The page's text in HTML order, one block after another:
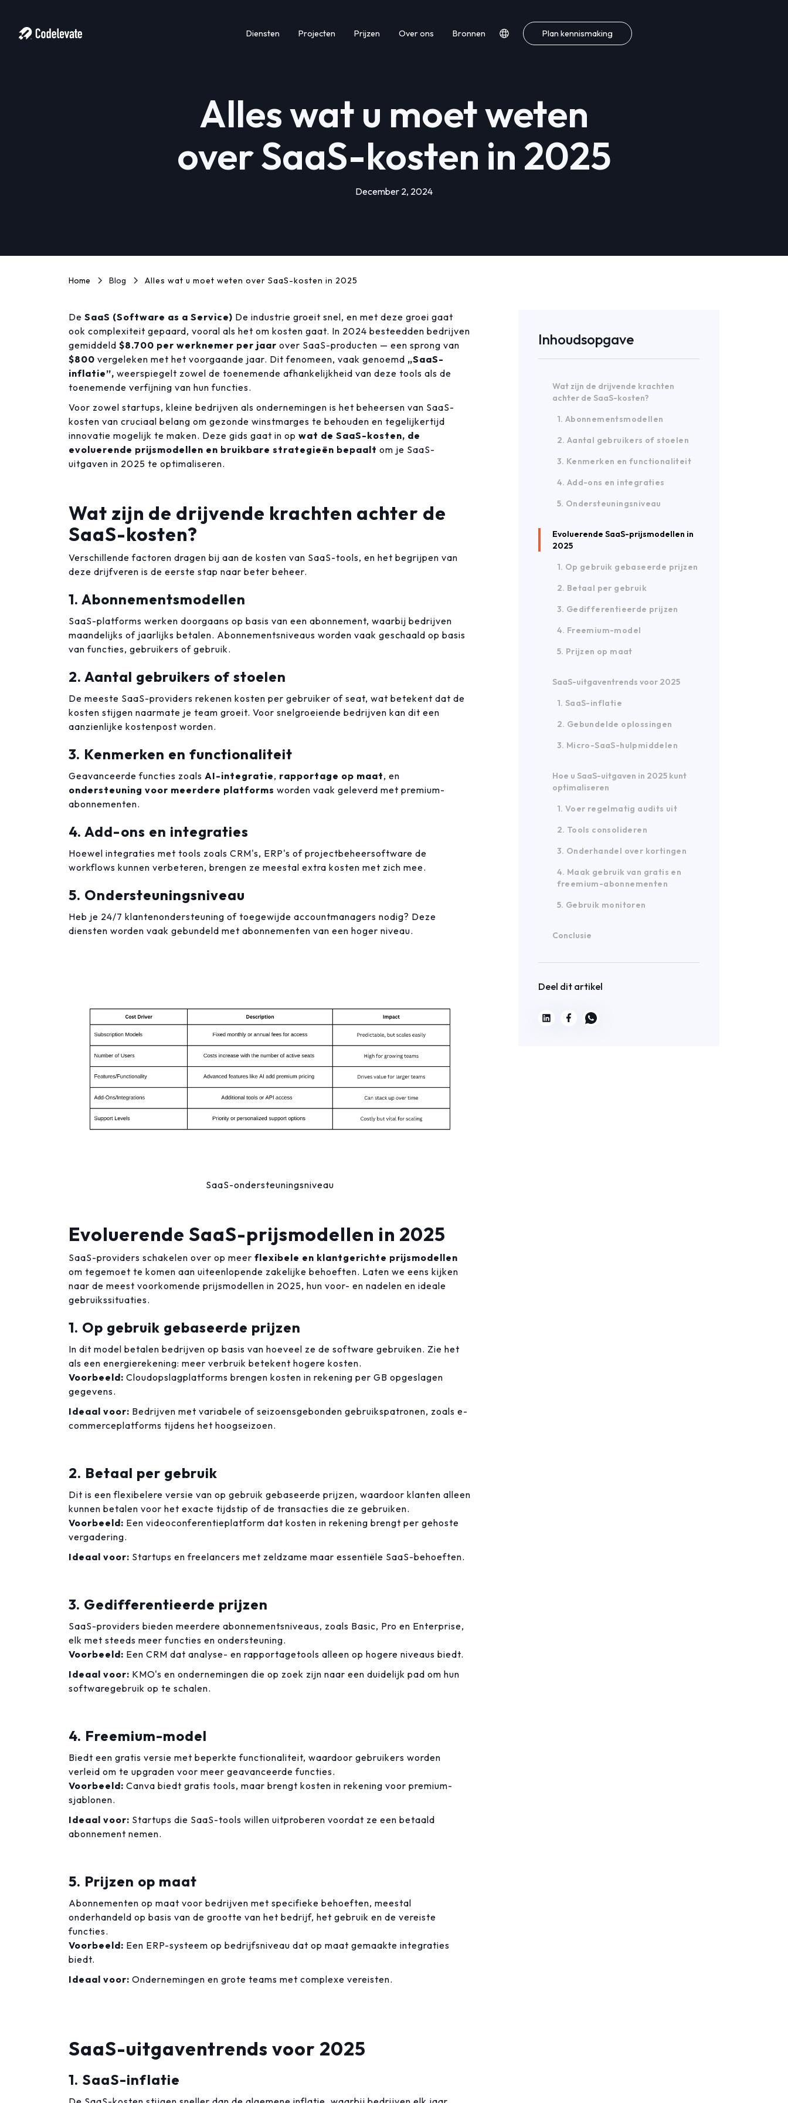
Diensten Projecten Prijzen Over ons Bronnen Plan kennismaking
Alles wat u moet weten
over SaaS-kosten in 2025
December 2, 2024
Home Blog Alles wat u moet weten over SaaS-kosten in 2025
De SaaS (Software as a Service) De industrie groeit snel, en met deze groei gaat
ook complexiteit gepaard, vooral als het om kosten gaat. In 2024 besteedden bedrijven
gemiddeld $8.700 per werknemer per jaar over SaaS-producten — een sprong van
$800 vergeleken met het voorgaande jaar. Dit fenomeen, vaak genoemd „SaaS-
inflatie”, weerspiegelt zowel de toenemende afhankelijkheid van deze tools als de
toenemende verfijning van hun functies.
Voor zowel startups, kleine bedrijven als ondernemingen is het beheersen van SaaS-
kosten van cruciaal belang om gezonde winstmarges te behouden en tegelijkertijd
innovatie mogelijk te maken. Deze gids gaat in op wat de SaaS-kosten, de
evoluerende prijsmodellen en bruikbare strategieën bepaalt om je SaaS-
uitgaven in 2025 te optimaliseren.
Wat zijn de drijvende krachten achter de
SaaS-kosten?
Verschillende factoren dragen bij aan de kosten van SaaS-tools, en het begrijpen van
deze drijfveren is de eerste stap naar beter beheer.
1. Abonnementsmodellen
SaaS-platforms werken doorgaans op basis van een abonnement, waarbij bedrijven
maandelijks of jaarlijks betalen. Abonnementsniveaus worden vaak geschaald op basis
van functies, gebruikers of gebruik.
2. Aantal gebruikers of stoelen
De meeste SaaS-providers rekenen kosten per gebruiker of seat, wat betekent dat de
kosten stijgen naarmate je team groeit. Voor snelgroeiende bedrijven kan dit een
aanzienlijke kostenpost worden.
3. Kenmerken en functionaliteit
Geavanceerde functies zoals AI-integratie, rapportage op maat, en
ondersteuning voor meerdere platforms worden vaak geleverd met premium-
abonnementen.
4. Add-ons en integraties
Hoewel integraties met tools zoals CRM's, ERP's of projectbeheersoftware de
workflows kunnen verbeteren, brengen ze meestal extra kosten met zich mee.
5. Ondersteuningsniveau
Heb je 24/7 klantenondersteuning of toegewijde accountmanagers nodig? Deze
diensten worden vaak gebundeld met abonnementen van een hoger niveau.
SaaS-ondersteuningsniveau
Evoluerende SaaS-prijsmodellen in 2025
SaaS-providers schakelen over op meer flexibele en klantgerichte prijsmodellen
om tegemoet te komen aan uiteenlopende zakelijke behoeften. Laten we eens kijken
naar de meest voorkomende prijsmodellen in 2025, hun voor- en nadelen en ideale
gebruikssituaties.
1. Op gebruik gebaseerde prijzen
In dit model betalen bedrijven op basis van hoeveel ze de software gebruiken. Zie het
als een energierekening: meer verbruik betekent hogere kosten.
Voorbeeld: Cloudopslagplatforms brengen kosten in rekening per GB opgeslagen
gegevens.
Ideaal voor: Bedrijven met variabele of seizoensgebonden gebruikspatronen, zoals e-
commerceplatforms tijdens het hoogseizoen.
2. Betaal per gebruik
Dit is een flexibelere versie van op gebruik gebaseerde prijzen, waardoor klanten alleen
kunnen betalen voor het exacte tijdstip of de transacties die ze gebruiken.
Voorbeeld: Een videoconferentieplatform dat kosten in rekening brengt per gehoste
vergadering.
Ideaal voor: Startups en freelancers met zeldzame maar essentiële SaaS-behoeften.
3. Gedifferentieerde prijzen
SaaS-providers bieden meerdere abonnementsniveaus, zoals Basic, Pro en Enterprise,
elk met steeds meer functies en ondersteuning.
Voorbeeld: Een CRM dat analyse- en rapportagetools alleen op hogere niveaus biedt.
Ideaal voor: KMO's en ondernemingen die op zoek zijn naar een duidelijk pad om hun
softwaregebruik op te schalen.
4. Freemium-model
Biedt een gratis versie met beperkte functionaliteit, waardoor gebruikers worden
verleid om te upgraden voor meer geavanceerde functies.
Voorbeeld: Canva biedt gratis tools, maar brengt kosten in rekening voor premium-
sjablonen.
Ideaal voor: Startups die SaaS-tools willen uitproberen voordat ze een betaald
abonnement nemen.
5. Prijzen op maat
Abonnementen op maat voor bedrijven met specifieke behoeften, meestal
onderhandeld op basis van de grootte van het bedrijf, het gebruik en de vereiste
functies.
Voorbeeld: Een ERP-systeem op bedrijfsniveau dat op maat gemaakte integraties
biedt.
Ideaal voor: Ondernemingen en grote teams met complexe vereisten.
SaaS-uitgaventrends voor 2025
1. SaaS-inflatie
Inhoudsopgave
Wat zijn de drijvende krachten
achter de SaaS-kosten?
1. Abonnementsmodellen
2. Aantal gebruikers of stoelen
3. Kenmerken en functionaliteit
4. Add-ons en integraties
5. Ondersteuningsniveau
Evoluerende SaaS-prijsmodellen in
2025
1. Op gebruik gebaseerde prijzen
2. Betaal per gebruik
3. Gedifferentieerde prijzen
4. Freemium-model
5. Prijzen op maat
SaaS-uitgaventrends voor 2025
1. SaaS-inflatie
2. Gebundelde oplossingen
3. Micro-SaaS-hulpmiddelen
Hoe u SaaS-uitgaven in 2025 kunt
optimaliseren
1. Voer regelmatig audits uit
2. Tools consolideren
3. Onderhandel over kortingen
4. Maak gebruik van gratis en
freemium-abonnementen
5. Gebruik monitoren
Conclusie
Deel dit artikel